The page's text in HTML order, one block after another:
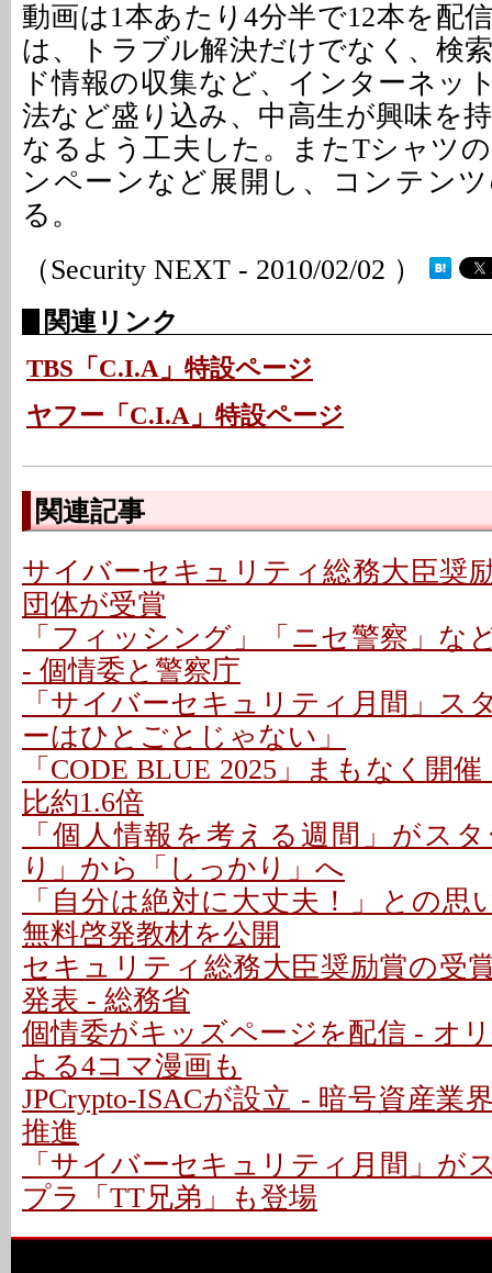
動画は1本あたり4分半で12本を配
は、トラブル解決だけでなく、検
ド情報の収集など、インターネッ
法など盛り込み、中高生が興味を
なるよう工夫した。またTシャツ
ンペーンなど展開し、コンテン
る。
（Security NEXT - 2010/02/02 ）
関連リンク
TBS「C.I.A」特設ページ
ヤフー「C.I.A」特設ページ
関連記事
サイバーセキュリティ総務大臣奨
団体が受賞
「フィッシング」「ニセ警察」な
- 個情委と警察庁
「サイバーセキュリティ月間」ス
ーはひとごとじゃない」
「CODE BLUE 2025」まもなく開
比約1.6倍
「個人情報を考える週間」がス
り」から「しっかり」へ
「自分は絶対に大丈夫！」との思
無料啓発教材を公開
セキュリティ総務大臣奨励賞の受
発表 - 総務省
個情委がキッズページを配信 - オ
よる4コマ漫画も
JPCrypto-ISACが設立 - 暗号資産業
推進
「サイバーセキュリティ月間」が
プラ「TT兄弟」も登場